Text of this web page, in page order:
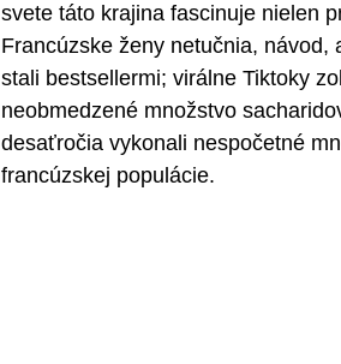
svete táto krajina fascinuje nielen
Francúzske ženy netučnia,
stali bestsellermi; virálne Tiktoky
neobmedzené množstvo
desaťročia vykonali nespočetné
francúzskej populácie.